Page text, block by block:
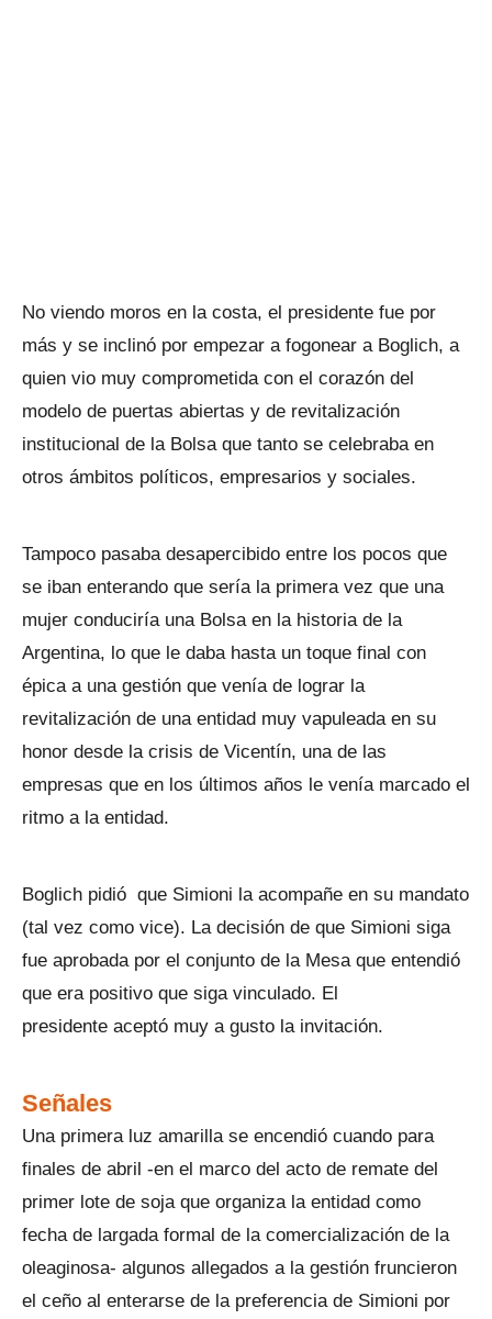
No viendo moros en la costa, el presidente fue por
más y se inclinó por empezar a fogonear a Boglich, a
quien vio muy comprometida con el corazón del
modelo de puertas abiertas y de revitalización
institucional de la Bolsa que tanto se celebraba en
otros ámbitos políticos, empresarios y sociales.
Tampoco pasaba desapercibido entre los pocos que
se iban enterando que sería la primera vez que una
mujer conduciría una Bolsa en la historia de la
Argentina, lo que le daba hasta un toque final con
épica a una gestión que venía de lograr la
revitalización de una entidad muy vapuleada en su
honor desde la crisis de Vicentín, una de las
empresas que en los últimos años le venía marcado el
ritmo a la entidad.
Boglich pidió que Simioni la acompañe en su mandato
(tal vez como vice). La decisión de que Simioni siga
fue aprobada por el conjunto de la Mesa que entendió
que era positivo que siga vinculado. El
presidente aceptó muy a gusto la invitación.
Señales
Una primera luz amarilla se encendió cuando para
finales de abril -en el marco del acto de remate del
primer lote de soja que organiza la entidad como
fecha de largada formal de la comercialización de la
oleaginosa- algunos allegados a la gestión fruncieron
el ceño al enterarse de la preferencia de Simioni por